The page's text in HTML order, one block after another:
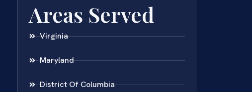
Areas Served
Virginia
Maryland
District Of Columbia